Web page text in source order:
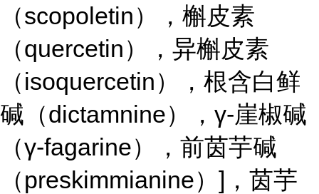
（scopoletin），槲皮素
（quercetin），异槲皮素
（isoquercetin），根含白鲜
碱（dictamnine），γ-崖椒碱
（γ-fagarine），前茵芋碱
（preskimmianine）]，茵芋